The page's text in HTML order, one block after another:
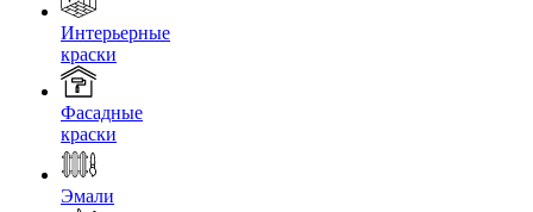
Интерьерные
краски
Фасадные
краски
Эмали